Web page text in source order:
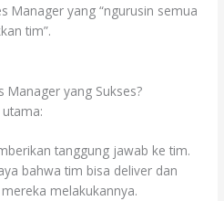
Manager yang “ngurusin semua
tim”.
Manager yang Sukses?
tanggung jawab ke tim.
bahwa tim bisa deliver dan
melakukannya.